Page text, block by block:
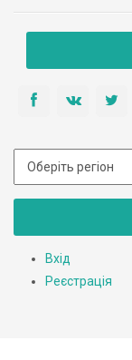
Вхід
Реєстрація